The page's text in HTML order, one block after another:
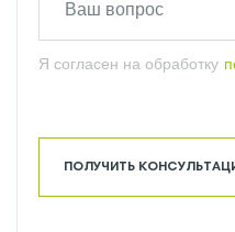
Я согласен на обработку
ПОЛУЧИТЬ